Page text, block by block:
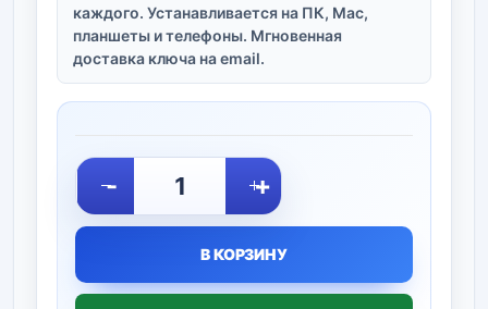
каждого. Устанавливается на ПК, Mac,
планшеты и телефоны. Мгновенная
доставка ключа на email.
- +
В КОРЗИНУ